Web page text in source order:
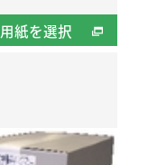
用紙を選択